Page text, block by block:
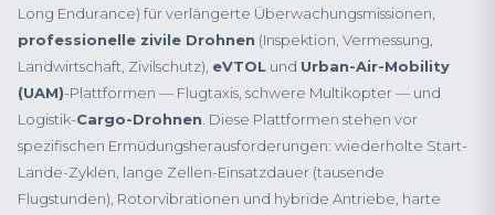
Long Endurance) für verlängerte Überwachungsmissionen,
professionelle zivile Drohnen (Inspektion, Vermessung,
Landwirtschaft, Zivilschutz), eVTOL und Urban-Air-Mobility
(UAM)-Plattformen — Flugtaxis, schwere Multikopter — und
Logistik-Cargo-Drohnen . Diese Plattformen stehen vor
spezifischen Ermüdungs­herausforderungen: wiederholte Start-
Lande-Zyklen, lange Zellen-Einsatzdauer (tausende
Flugstunden), Rotorvibrationen und hybride Antriebe, harte